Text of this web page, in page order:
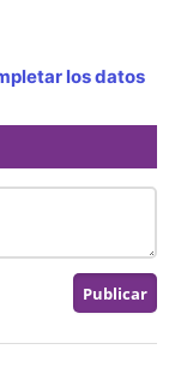
los datos